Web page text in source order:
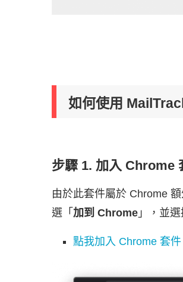
如何使用
步驟 1. 加入 Chrome
由於此套件屬於 Chrome
選「 加到 Chrome 」，並選
點我加入 Chrome 套